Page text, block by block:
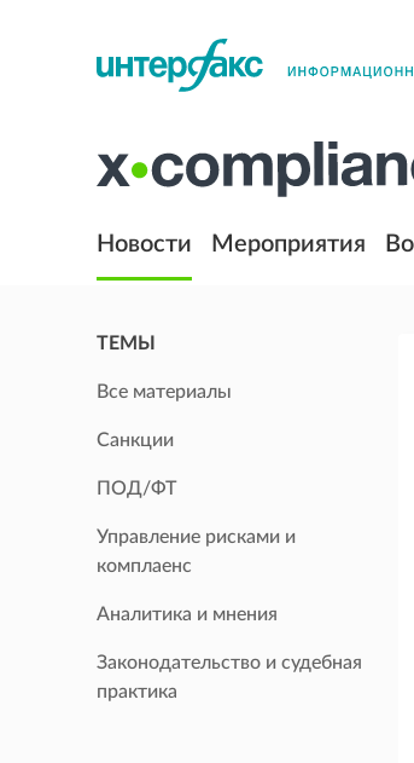
Новости Мероприятия
ТЕМЫ
Все материалы
Санкции
ПОД/ФТ
Управление рисками и
комплаенс
Аналитика и мнения
Законодательство и судебная
практика